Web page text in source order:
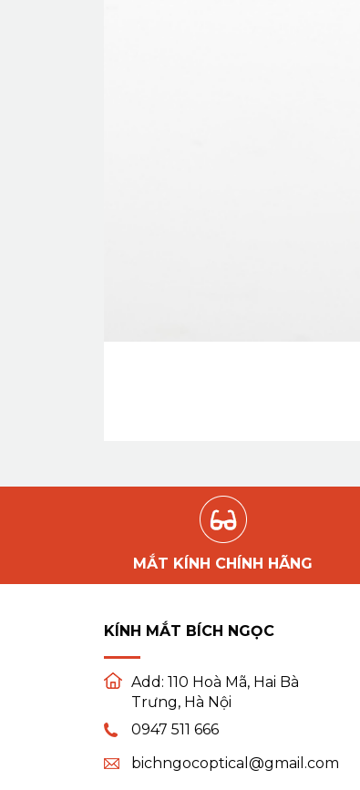
MẮT KÍNH CHÍNH HÃNG
KÍNH MẮT BÍCH NGỌC
Add: 110 Hoà Mã, Hai Bà
Trưng, Hà Nội
0947 511 666
bichngocoptical@gmail.com